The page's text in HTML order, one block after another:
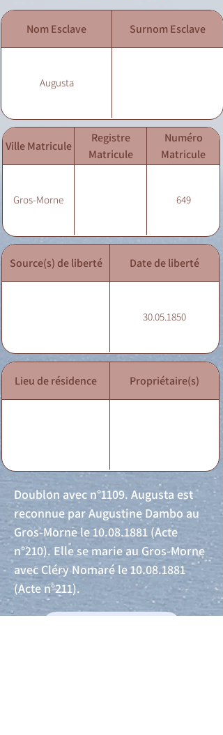
Nom Esclave Surnom Esclave
Augusta
Ville Matricule
Registre
Matricule
Numéro
Matricule
Gros-Morne 649
Source(s) de liberté Date de liberté
30.05.1850
Lieu de résidence Propriétaire(s)
Doublon avec n°1109. Augusta est
reconnue par Augustine Dambo au
Gros-Morne le10.08.1881 (Acte
n°210). Elle se marie au Gros-Morne
avec Cléry Nomaré le10.08.1881
(Acte n°211).